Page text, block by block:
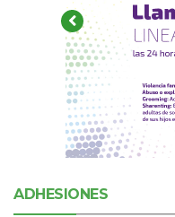
ADHESIONES